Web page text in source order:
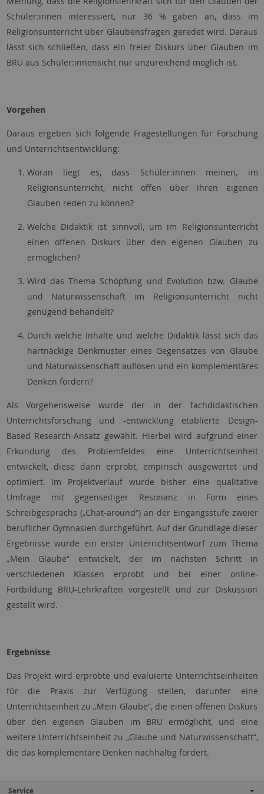
Schüler:innen interessiert, nur 36 % gaben an, dass im
Religionsunterricht über Glaubensfragen geredet wird. Daraus
lässt sich schließen, dass ein freier Diskurs über Glauben im
BRU aus Schüler:innensicht nur unzureichend möglich ist.
Vorgehen
Daraus ergeben sich folgende Fragestellungen für Forschung
und Unterrichtsentwicklung:
Woran liegt es, dass Schüler:innen meinen, im
Religionsunterricht, nicht offen über ihren eigenen
Glauben reden zu können?
Welche Didaktik ist sinnvoll, um im Religionsunterricht
einen offenen Diskurs über den eigenen Glauben zu
ermöglichen?
Wird das Thema Schöpfung und Evolution bzw. Glaube
und Naturwissenschaft im Religionsunterricht nicht
genügend behandelt?
Durch welche Inhalte und welche Didaktik lässt sich das
hartnäckige Denkmuster eines Gegensatzes von Glaube
und Naturwissenschaft auflösen und ein komplementäres
Denken fördern?
Als Vorgehensweise wurde der in der fachdidaktischen
Unterrichtsforschung und -entwicklung etablierte Design-
Based Research-Ansatz gewählt. Hierbei wird aufgrund einer
Erkundung des Problemfeldes eine Unterrichtseinheit
entwickelt, diese dann erprobt, empirisch ausgewertet und
optimiert. Im Projektverlauf wurde bisher eine qualitative
Umfrage mit gegenseitiger Resonanz in Form eines
Schreibgesprächs („Chat-around“) an der Eingangsstufe zweier
beruflicher Gymnasien durchgeführt. Auf der Grundlage dieser
Ergebnisse wurde ein erster Unterrichtsentwurf zum Thema
„Mein Glaube“ entwickelt, der im nächsten Schritt in
verschiedenen Klassen erprobt und bei einer online-
Fortbildung BRU-Lehrkräften vorgestellt und zur Diskussion
gestellt wird.
Ergebnisse
Das Projekt wird erprobte und evaluierte Unterrichtseinheiten
für die Praxis zur Verfügung stellen, darunter eine
Unterrichtseinheit zu „Mein Glaube“, die einen offenen Diskurs
über den eigenen Glauben im BRU ermöglicht, und eine
weitere Unterrichtseinheit zu „Glaube und Naturwissenschaft“,
die das komplementäre Denken nachhaltig fördert.
Service